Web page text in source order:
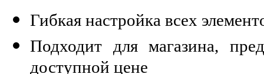
Гибкая настройка всех
Подходит для магазина,